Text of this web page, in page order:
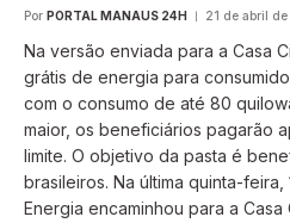
Por PORTAL MANAUS 24H 21 de abril
Na versão enviada para a Casa
grátis de energia para
com o consumo de até 80
maior, os beneficiários pagarão
limite. O objetivo da pasta é
brasileiros. Na última quinta-
Energia encaminhou para a